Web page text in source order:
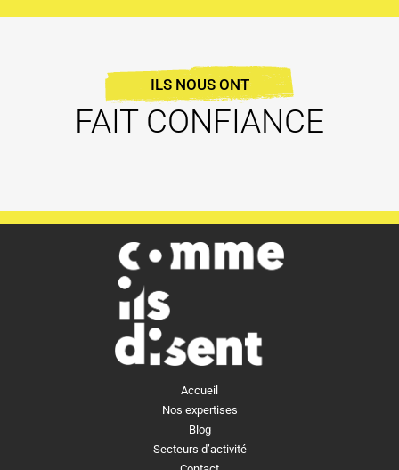
ILS NOUS ONT
FAIT CONFIANCE
Accueil
Nos expertises
Blog
Secteurs d’activité